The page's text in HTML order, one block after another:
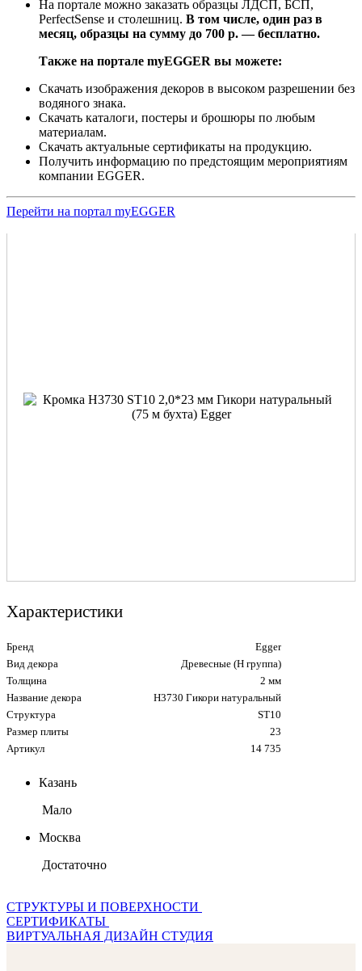
На портале можно заказать образцы ЛДСП, БСП,
PerfectSense и столешниц. В том числе, один раз в
месяц, образцы на сумму до 700 р. — бесплатно.
Также на портале myEGGER вы можете:
Скачать изображения декоров в высоком разрешении без
водяного знака.
Скачать каталоги, постеры и брошюры по любым
материалам.
Скачать актуальные сертификаты на продукцию.
Получить информацию по предстоящим мероприятиям
компании EGGER.
Перейти на портал myEGGER
Характеристики
Бренд
Egger
Вид декора
Древесные (Н группа)
Толщина
2 мм
Название декора
H3730 Гикори натуральный
Структура
ST10
Размер плиты
23
Артикул
14 735
Казань
Мало
Москва
Достаточно
СТРУКТУРЫ И ПОВЕРХНОСТИ
СЕРТИФИКАТЫ
ВИРТУАЛЬНАЯ ДИЗАЙН СТУДИЯ